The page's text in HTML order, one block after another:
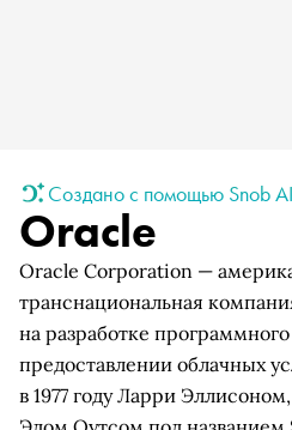
Создано с помощью Snob AI
Oracle
Oracle Corporation —
транснациональная
на разработке
предоставлении облачных
в 1977 году Ларри